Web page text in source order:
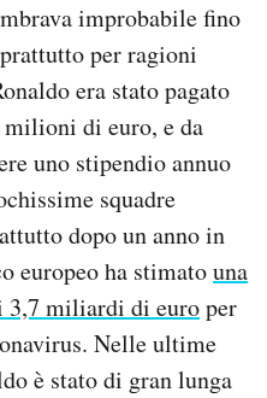
improbabile fino
per ragioni
era stato pagato
di euro, e da
uno stipendio annuo
squadre
dopo un anno in
europeo ha stimatouna
3,7 miliardi di europer
Nelle ultime
è stato di gran lunga